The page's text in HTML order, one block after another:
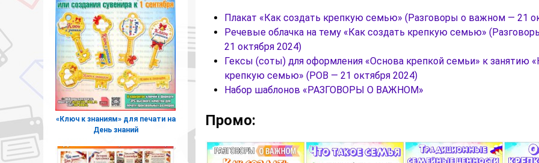
Плакат «Как создать крепкую семью» (Разговоры о важном — 21
Речевые облачка на тему «Как создать крепкую семью»
21 октября 2024)
Гексы (соты) для оформления «Основа крепкой семьи» к занятию
крепкую семью» (РОВ — 21 октября 2024)
Набор шаблонов «РАЗГОВОРЫ О ВАЖНОМ»
Промо:
«Ключ к знаниям» для печати на
День знаний